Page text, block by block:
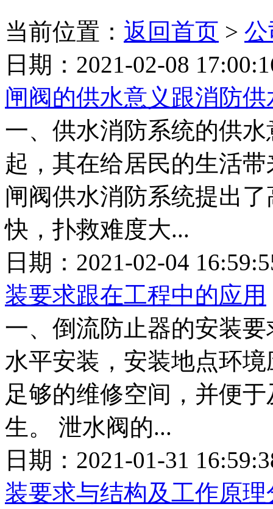
当前位置： 返回首页 >
日期：2021-02-08
闸阀的供水意义跟消防供
一、供水消防系统的供
起，其在给居民的生活
闸阀供水消防系统提出
快，扑救难度大...
日期：2021-02-04
装要求跟在工程中的应用
一、倒流防止器的安装
水平安装，安装地点环
足够的维修空间，并便
生。 泄水阀的...
日期：2021-01-31
装要求与结构及工作原理